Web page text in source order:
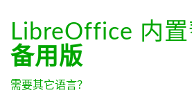
LibreOffice 内置
备用版
需要其它语言？